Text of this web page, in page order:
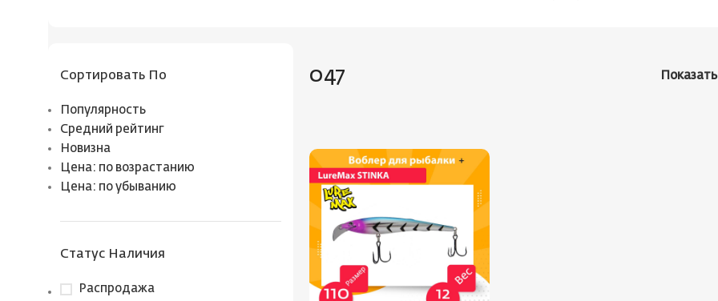
Сортировать По
Популярность
Средний рейтинг
Новизна
Цена: по возрастанию
Цена: по убыванию
Статус Наличия
Распродажа
047 Показать